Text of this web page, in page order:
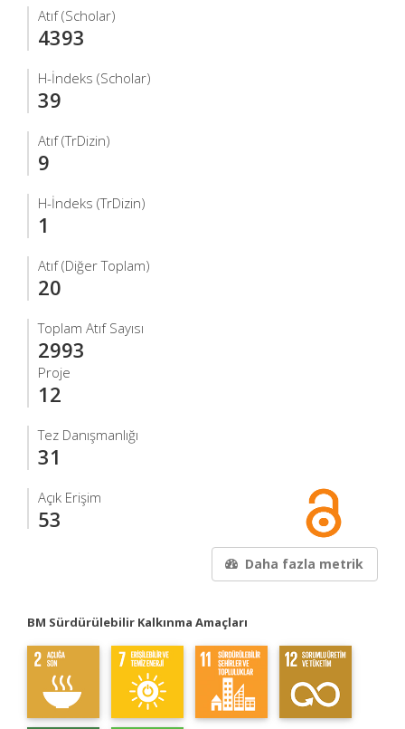
Atıf (Scholar)
4393
H-İndeks (Scholar)
39
Atıf (TrDizin)
9
H-İndeks (TrDizin)
1
Atıf (Diğer Toplam)
20
Toplam Atıf Sayısı
2993
Proje
12
Tez Danışmanlığı
31
Açık Erişim
53
Daha fazla metrik
BM Sürdürülebilir Kalkınma Amaçları